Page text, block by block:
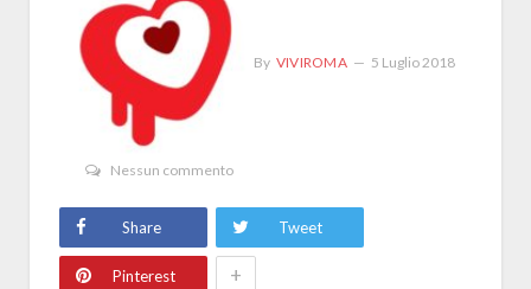
By VIVIROMA 5 Luglio 2018
Nessun commento
Share Tweet
Pinterest +